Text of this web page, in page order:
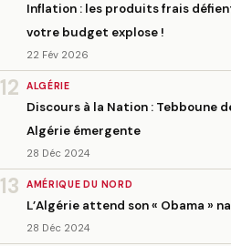
Inflation : les produits frais
votre budget explose !
22 Fév 2026
12 ALGÉRIE
Discours à la Nation : Tebboune
Algérie émergente
28 Déc 2024
13 AMÉRIQUE DU NORD
L’Algérie attend son « Obama »
28 Déc 2024